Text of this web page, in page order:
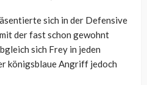
sich in der Defensive
der fast schon gewohnt
sich Frey in jeden
königsblaue Angriff jedoch